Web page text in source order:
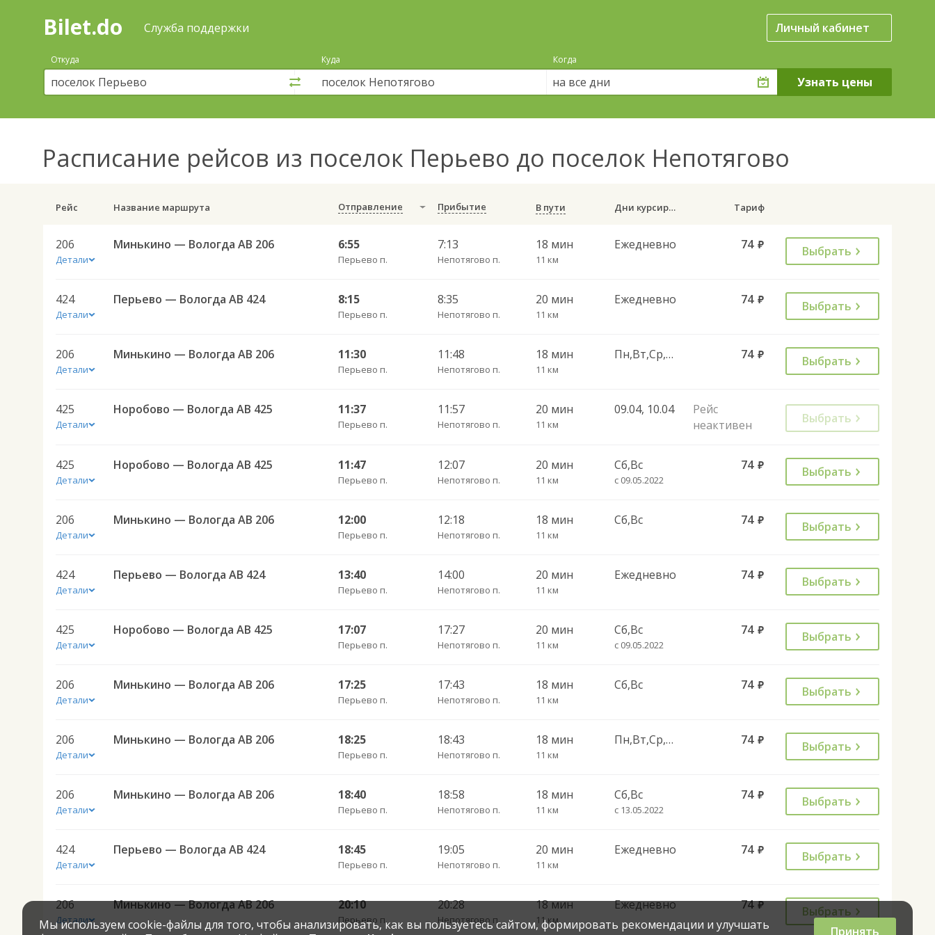
Поиск
покупка
билетов
автобус
онлайн
Bilet.do Служба поддержки Личный кабинет
Откуда Куда Когда
на все дни
Расписание рейсов из поселок Перьево до поселок Непотягово
Рейс Название маршрута Отправление Прибытие В пути Дни курсирования Тариф
206
Детали
Минькино — Вологда АВ 206 6:55
Перьево п.
7:13
Непотягово п.
18 мин
11 км
Ежедневно 74 руб. Выбрать
424
Детали
Перьево — Вологда АВ 424 8:15
Перьево п.
8:35
Непотягово п.
20 мин
11 км
Ежедневно 74 руб. Выбрать
206
Детали
Минькино — Вологда АВ 206 11:30
Перьево п.
11:48
Непотягово п.
18 мин
11 км
Пн,Вт,Ср,Чт,Пт 74 руб. Выбрать
425
Детали
Норобово — Вологда АВ 425 11:37
Перьево п.
11:57
Непотягово п.
20 мин
11 км
09.04, 10.04
Рейс
неактивен
Выбрать
425
Детали
Норобово — Вологда АВ 425 11:47
Перьево п.
12:07
Непотягово п.
20 мин
11 км
Сб,Вс
с 09.05.2022
74 руб. Выбрать
206
Детали
Минькино — Вологда АВ 206 12:00
Перьево п.
12:18
Непотягово п.
18 мин
11 км
Сб,Вс 74 руб. Выбрать
424
Детали
Перьево — Вологда АВ 424 13:40
Перьево п.
14:00
Непотягово п.
20 мин
11 км
Ежедневно 74 руб. Выбрать
425
Детали
Норобово — Вологда АВ 425 17:07
Перьево п.
17:27
Непотягово п.
20 мин
11 км
Сб,Вс
с 09.05.2022
74 руб. Выбрать
206
Детали
Минькино — Вологда АВ 206 17:25
Перьево п.
17:43
Непотягово п.
18 мин
11 км
Сб,Вс 74 руб. Выбрать
206
Детали
Минькино — Вологда АВ 206 18:25
Перьево п.
18:43
Непотягово п.
18 мин
11 км
Пн,Вт,Ср,Чт,Пт 74 руб. Выбрать
206
Детали
Минькино — Вологда АВ 206 18:40
Перьево п.
18:58
Непотягово п.
18 мин
11 км
Сб,Вс
с 13.05.2022
74 руб. Выбрать
424
Детали
Перьево — Вологда АВ 424 18:45
Перьево п.
19:05
Непотягово п.
20 мин
11 км
Ежедневно 74 руб. Выбрать
206
Детали
Минькино — Вологда АВ 206 20:10
Перьево п.
20:28
Непотягово п.
18 мин
11 км
Ежедневно 74 руб.
Выбрать
Мы используем cookie-файлы для того, чтобы анализировать, как вы пользуетесь сайтом, формировать рекомендации и улучшать
Принять